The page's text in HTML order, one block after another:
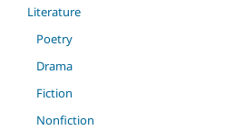
Literature
Poetry
Drama
Fiction
Nonfiction